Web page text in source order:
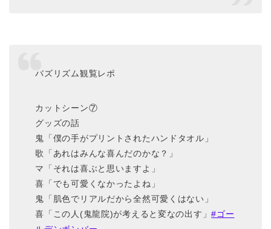
バズリズム観覧レポ
カットシーン⑦
グッズの話
鬼「僕の手がプリントされたハンドタオル」
歌「あれはみんな喜んだのかな？」
マ「それは喜ぶと思いますよ」
喜「でも可愛くなかったよね」
鬼「肌色でリアルだから全然可愛くはない」
喜「この人(鬼龍院)が考えると変なの出す」#ゴー